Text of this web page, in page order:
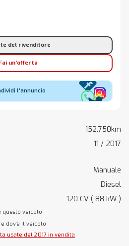
152.750km
11 / 2017
Manuale
Diesel
120 CV ( 88 kW )
questo veicolo
dov'è il veicolo
usate del 2017 in vendita
del rivenditore
un'offerta
l'annuncio